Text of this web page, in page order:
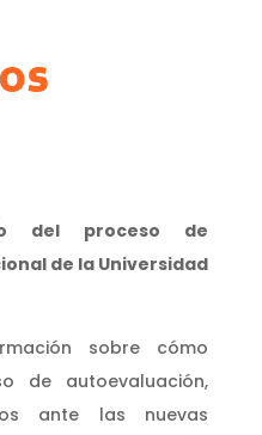
del proceso de
de la Universidad
sobre cómo
de autoevaluación,
ante las nuevas